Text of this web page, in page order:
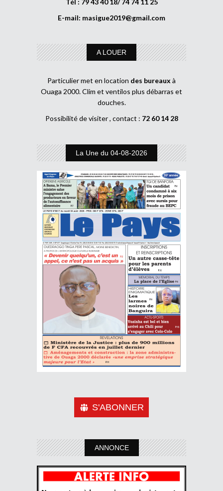
E-mail: masigue2019@gmail.com
A LOUER
Particulier met en location des bureaux à
Ouaga 2000. Clim et ventilos plus débarras et
douches.
Possibilité de visiter , contact : 72 60 14 28
La Une du 04-08-2026
S'ABONNER
ANNONCE